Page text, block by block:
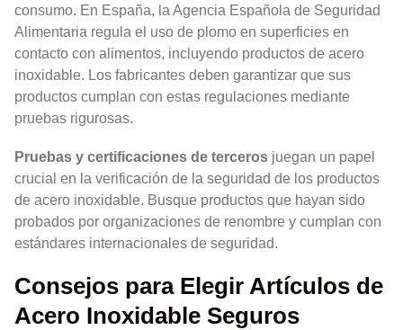
consumo. En España, la Agencia Española de Seguridad
Alimentaria regula el uso de plomo en superficies en
contacto con alimentos, incluyendo productos de acero
inoxidable. Los fabricantes deben garantizar que sus
productos cumplan con estas regulaciones mediante
pruebas rigurosas.
Pruebas y certificaciones de terceros juegan un papel
crucial en la verificación de la seguridad de los productos
de acero inoxidable. Busque productos que hayan sido
probados por organizaciones de renombre y cumplan con
estándares internacionales de seguridad.
Consejos para Elegir Artículos de
Acero Inoxidable Seguros